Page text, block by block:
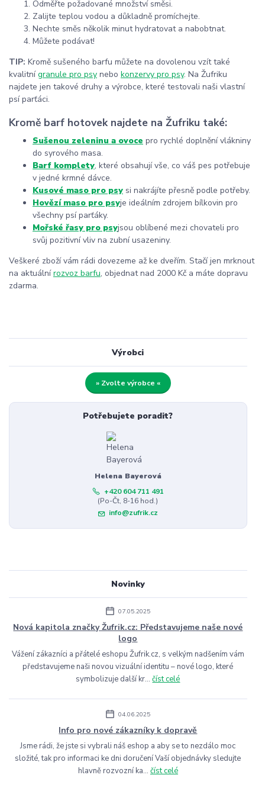
Odměřte požadované množství směsi.
Zalijte teplou vodou a důkladně promíchejte.
Nechte směs několik minut hydratovat a nabobtnat.
Můžete podávat!
TIP: Kromě sušeného barfu můžete na dovolenou vzít také
kvalitnígranule pro psy nebo konzervy pro psy. Na Žufriku
najdete jen takové druhy a výrobce, které testovali naši vlastní
psí parťáci.
Kromě barf hotovek najdete na Žufriku také:
Sušenou zeleninu a ovoce pro rychlé doplnění vlákniny
do syrového masa.
Barf komplety, které obsahují vše, co váš pes potřebuje
v jedné krmné dávce.
Kusové maso pro psy si nakrájíte přesně podle potřeby.
Hovězí maso pro psyje ideálním zdrojem bílkovin pro
všechny psí parťáky.
Mořské řasy pro psyjsou oblíbené mezi chovateli pro
svůj pozitivní vliv na zubní usazeniny.
Veškeré zboží vám rádi dovezeme až ke dveřím. Stačí jen mrknout
na aktuálnírozvoz barfu, objednat nad 2000 Kč a máte dopravu
zdarma.
Potřebujete poradit?
Helena Bayerová
+420 604 711 491
(Po-Čt, 8-16 hod.)
info@zufrik.cz
Novinky
07.05.2025
Nová kapitola značky Žufrik.cz: Představujeme naše nové
logo
Vážení zákazníci a přátelé eshopu Žufrik.cz, s velkým nadšením vám
představujeme naši novou vizuální identitu – nové logo, které
symbolizuje další kr...číst celé
04.06.2025
Info pro nové zákazníky k dopravě
Jsme rádi, že jste si vybrali náš eshop a aby se to nezdálo moc
složité, tak pro informaci ke dni doručení Vaší objednávky sledujte
hlavně rozvozní ka... číst celé
Výrobci
» Zvolte výrobce «